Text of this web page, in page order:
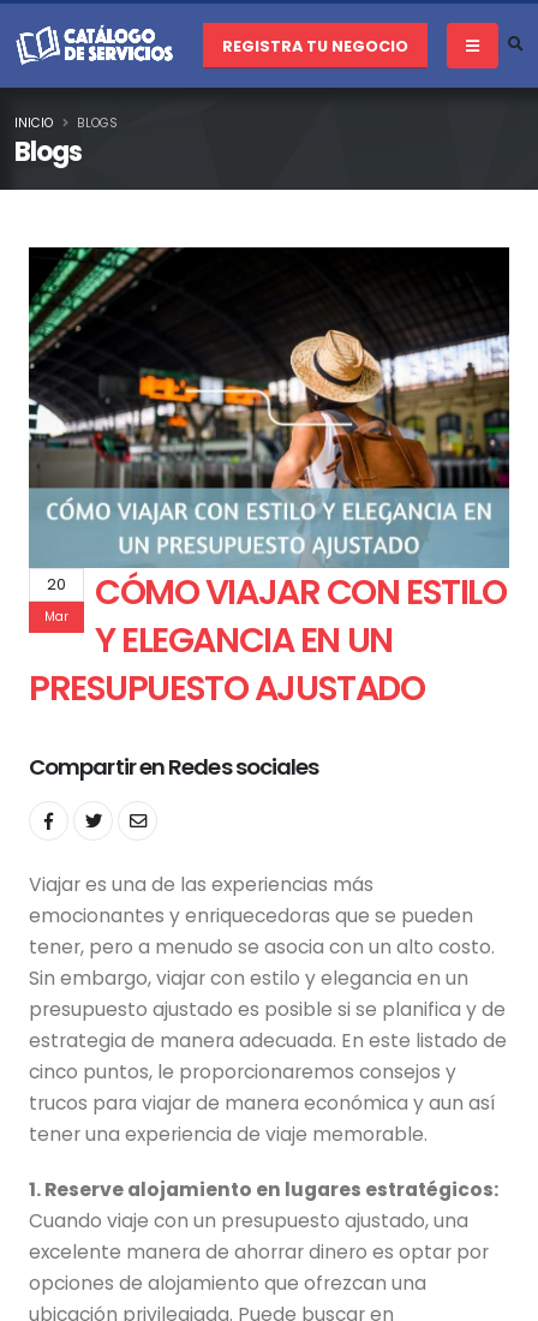
REGISTRA TU NEGOCIO
Blogs
INICIO BLOGS
20
Mar
CÓMO VIAJAR CON ESTILO
Y ELEGANCIA EN UN
PRESUPUESTO AJUSTADO
Compartir en Redes sociales
Viajar es una de las experiencias más
emocionantes y enriquecedoras que se pueden
tener, pero a menudo se asocia con un alto costo.
Sin embargo, viajar con estilo y elegancia en un
presupuesto ajustado es posible si se planifica y de
estrategia de manera adecuada. En este listado de
cinco puntos, le proporcionaremos consejos y
trucos para viajar de manera económica y aun así
tener una experiencia de viaje memorable.
1. Reserve alojamiento en lugares estratégicos:
Cuando viaje con un presupuesto ajustado, una
excelente manera de ahorrar dinero es optar por
opciones de alojamiento que ofrezcan una
ubicación privilegiada. Puede buscar en